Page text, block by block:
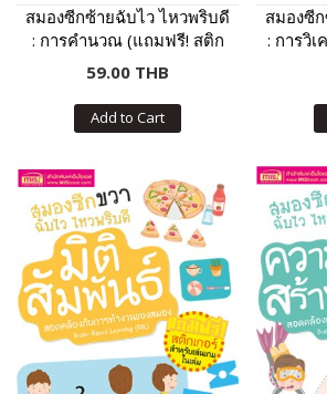
สมองซีกซ้ายฉับไว ไหวพริบดี
: การคำนวณ (แถมฟรี! สติก
เกอร์)
59.00 THB
Add to Cart
สมองซี
: การวิ